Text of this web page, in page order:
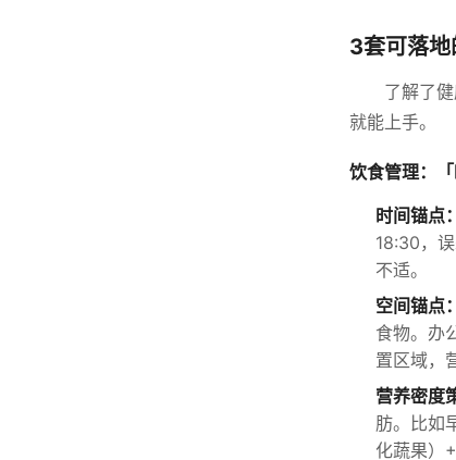
3套可落
了解了
就能上手。
饮食管理：「
时间锚点：
18:30，
不适。
空间锚点：
食物。办
置区域，
营养密度
肪。比如
化蔬果）